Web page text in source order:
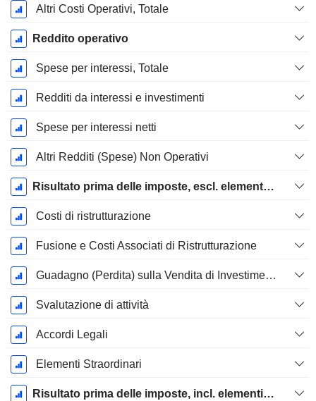
Altri Costi Operativi, Totale
Reddito operativo
Spese per interessi, Totale
Redditi da interessi e investimenti
Spese per interessi netti
Altri Redditi (Spese) Non Operativi
Risultato prima delle imposte, escl. elementi straordinari
Costi di ristrutturazione
Fusione e Costi Associati di Ristrutturazione
Guadagno (Perdita) sulla Vendita di Investimenti
Svalutazione di attività
Accordi Legali
Elementi Straordinari
Risultato prima delle imposte, incl. elementi insoliti